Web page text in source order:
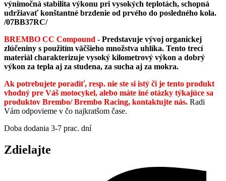
výnimočná stabilita výkonu pri vysokých teplotách, schopná
udržiavať konštantné brzdenie od prvého do posledného kola.
/07BB37RC/
BREMBO CC Compound - Predstavuje vývoj organickej
zlúčeniny s použitím väčšieho množstva uhlíka. Tento trecí
materiál charakterizuje vysoký kilometrový výkon a dobrý
výkon za tepla aj za studena, za sucha aj za mokra.
Ak potrebujete poradiť, resp. nie ste si istý či je tento produkt
vhodný pre Váš motocykel, alebo máte iné otázky týkajúce sa
produktov Brembo/ Brembo Racing, kontaktujte nás. Radi
Vám odpovieme v čo najkratšom čase.
Doba dodania 3-7 prac. dní
Zdielajte